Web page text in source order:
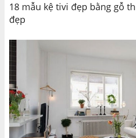
18 mẫu kệ tivi đẹp bằng gỗ
đẹp